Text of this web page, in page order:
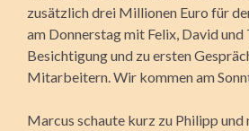
zusätzlich drei Millionen Euro für
am Donnerstag mit Felix, David und
Besichtigung und zu ersten
Mitarbeitern. Wir kommen am
Marcus schaute kurz zu Philipp und